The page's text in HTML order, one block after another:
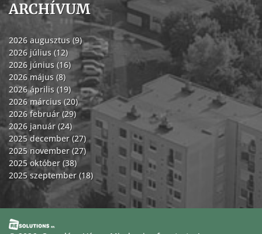
ARCHÍVUM
2026 augusztus (9)
2026 július (12)
2026 június (16)
2026 május (8)
2026 április (19)
2026 március (20)
2026 február (29)
2026 január (24)
2025 december (27)
2025 november (27)
2025 október (38)
2025 szeptember (18)